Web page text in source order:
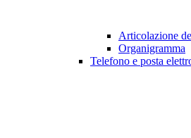
Articolazione
Organigramma
Telefono e posta